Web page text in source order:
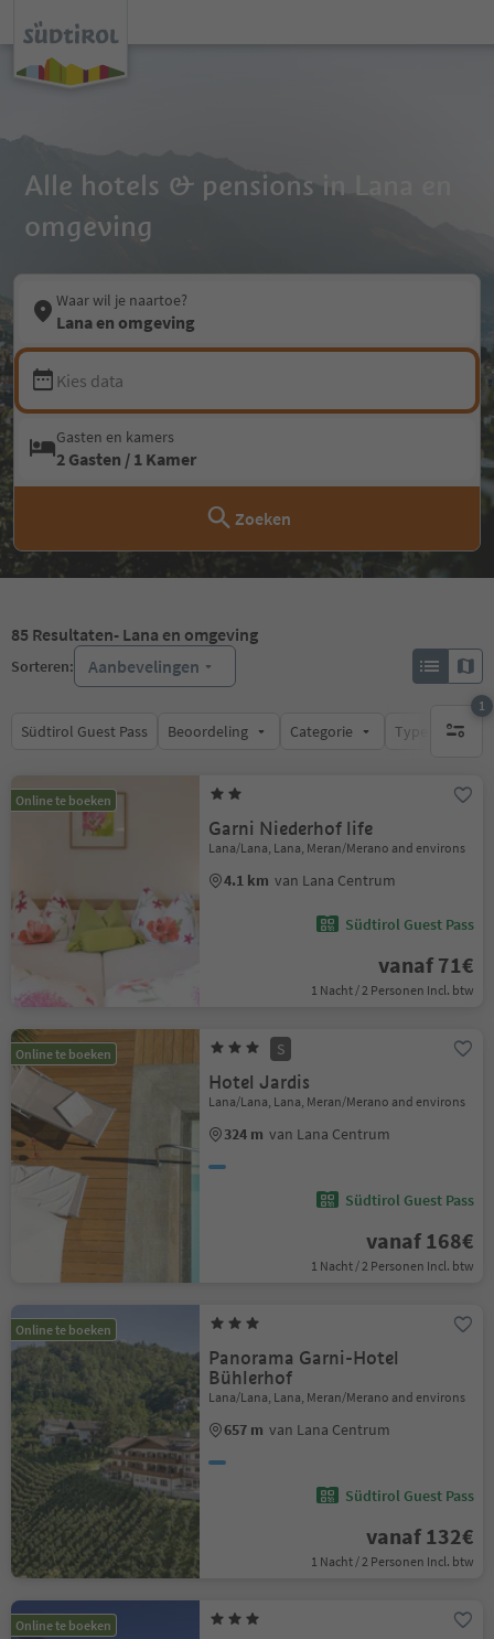
Alle hotels & pensions in Lana en
omgeving
Waar wil je naartoe?
Lana en omgeving
Kies data
Gasten en kamers
2 Gasten / 1 Kamer
Zoeken
85 Resultaten- Lana en omgeving
Sorteren: Aanbevelingen
Südtirol Guest Pass Beoordeling Categorie Type catering
1
1
Online te boeken
Garni Niederhof life
Lana/Lana, Lana, Meran/Merano and environs
4.1 km van Lana Centrum
Südtirol Guest Pass
vanaf 71€
1 Nacht / 2 Personen Incl. btw
Online te boeken S
Hotel Jardis
Lana/Lana, Lana, Meran/Merano and environs
324 m van Lana Centrum
Südtirol Guest Pass
vanaf 168€
1 Nacht / 2 Personen Incl. btw
Online te boeken
Panorama Garni-Hotel
Bühlerhof
Lana/Lana, Lana, Meran/Merano and environs
657 m van Lana Centrum
Südtirol Guest Pass
vanaf 132€
1 Nacht / 2 Personen Incl. btw
Online te boeken